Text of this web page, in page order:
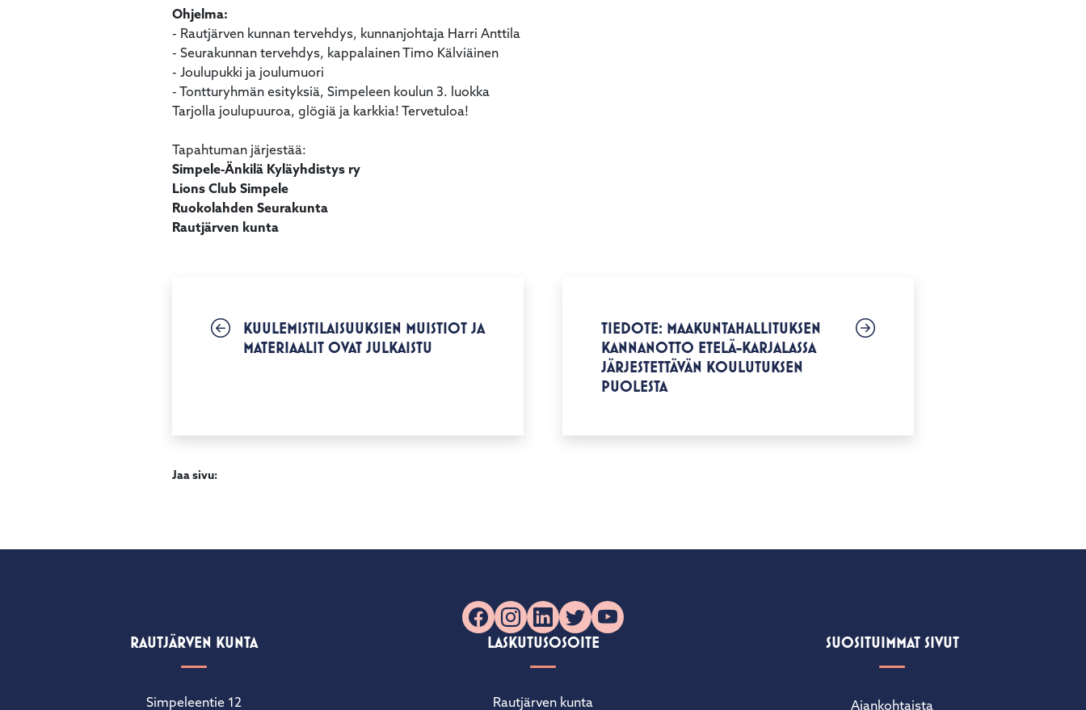
Ohjelma:
- Rautjärven kunnan tervehdys, kunnanjohtaja Harri Anttila
- Seurakunnan tervehdys, kappalainen Timo Kälviäinen
- Joulupukki ja joulumuori
- Tontturyhmän esityksiä, Simpeleen koulun 3. luokka
Tarjolla joulupuuroa, glögiä ja karkkia! Tervetuloa!
Tapahtuman järjestää:
Simpele-Änkilä Kyläyhdistys ry
Lions Club Simpele
Ruokolahden Seurakunta
Rautjärven kunta
KUULEMISTILAISUUKSIEN MUISTIOT JA
MATERIAALIT OVAT JULKAISTU
TIEDOTE: MAAKUNTAHALLITUKSEN
KANNANOTTO ETELÄ-KARJALASSA
JÄRJESTETTÄVÄN KOULUTUKSEN
PUOLESTA
Jaa sivu:
Facebook
Instagram
LinkedIn
X YouTube
RAUTJÄRVEN KUNTA
Simpeleentie 12
LASKUTUSOSOITE
Rautjärven kunta
SUOSITUIMMAT SIVUT
Ajankohtaista